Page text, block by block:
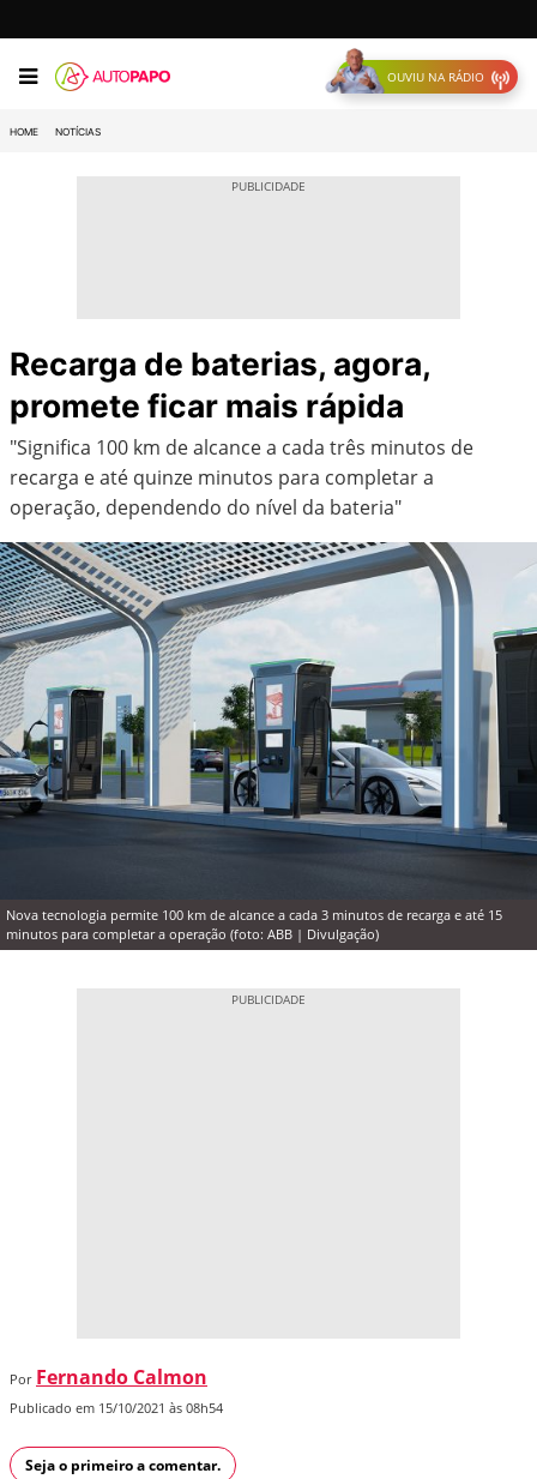
OUVIU NA RÁDIO
HOME NOTÍCIAS
Recarga de baterias, agora,
promete ficar mais rápida
"Significa 100 km de alcance a cada três minutos de
recarga e até quinze minutos para completar a
operação, dependendo do nível da bateria"
Nova tecnologia permite 100 km de alcance a cada 3 minutos de recarga e até 15
minutos para completar a operação (foto: ABB | Divulgação)
Por Fernando Calmon
Publicado em 15/10/2021 às 08h54
Seja o primeiro a comentar.